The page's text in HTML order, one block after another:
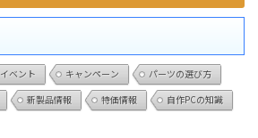
イベント キャンペーン
パーツの選び方
新製品情報 特価情報
自作PCの知識